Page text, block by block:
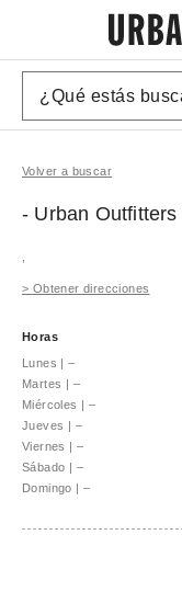
Volver a buscar
- Urban Outfitters
> Obtener direcciones
Horas
Lunes | –
Martes | –
Miércoles | –
Jueves | –
Viernes | –
Sábado | –
Domingo | –